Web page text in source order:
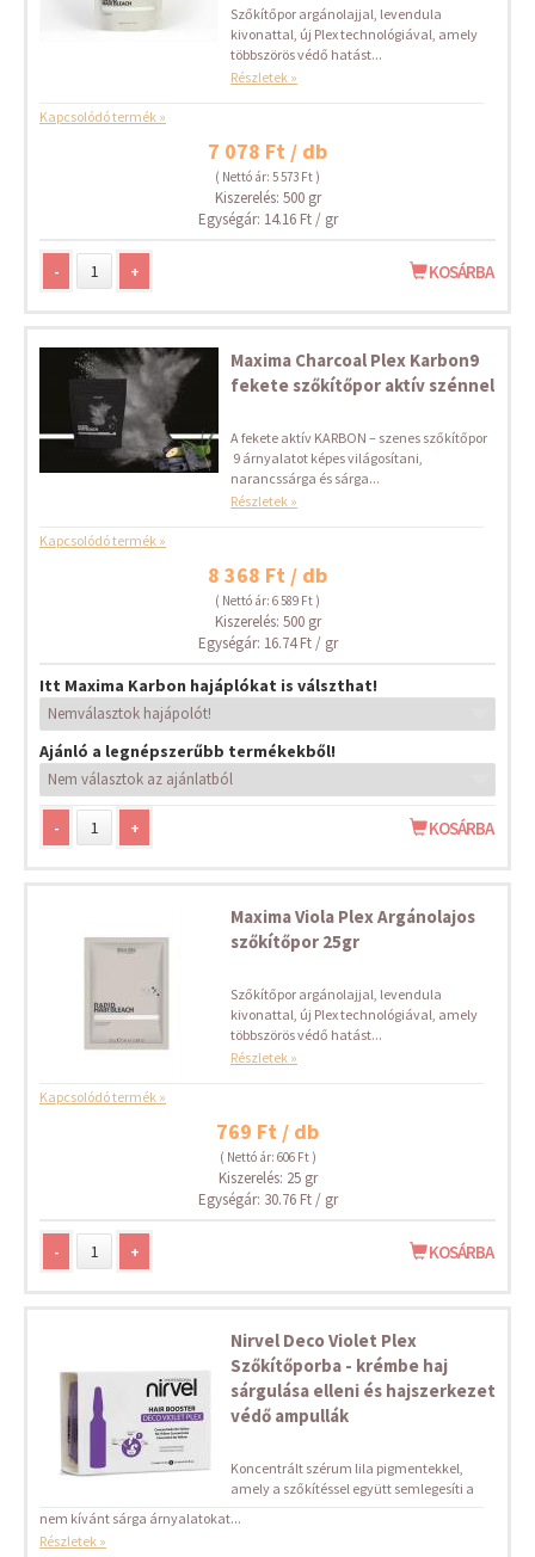
Szőkítőpor argánolajjal, levendula
kivonattal, új Plex technológiával, amely
többszörös védő hatást...
Részletek »
Kapcsolódó termék »
7 078 Ft / db
( Nettó ár: 5 573 Ft )
Kiszerelés: 500 gr
Egységár: 14.16 Ft / gr
- + KOSÁRBA
Maxima Charcoal Plex Karbon9
fekete szőkítőpor aktív szénnel
A fekete aktív KARBON – szenes szőkítőpor
9 árnyalatot képes világosítani,
narancssárga és sárga...
Részletek »
Kapcsolódó termék »
8 368 Ft / db
( Nettó ár: 6 589 Ft )
Kiszerelés: 500 gr
Egységár: 16.74 Ft / gr
Itt Maxima Karbon hajáplókat is válszthat!
Ajánló a legnépszerűbb termékekből!
- + KOSÁRBA
Maxima Viola Plex Argánolajos
szőkítőpor 25gr
Szőkítőpor argánolajjal, levendula
kivonattal, új Plex technológiával, amely
többszörös védő hatást...
Részletek »
Kapcsolódó termék »
769 Ft / db
( Nettó ár: 606 Ft )
Kiszerelés: 25 gr
Egységár: 30.76 Ft / gr
- + KOSÁRBA
Nirvel Deco Violet Plex
Szőkítőporba - krémbe haj
sárgulása elleni és hajszerkezet
védő ampullák
Koncentrált szérum lila pigmentekkel,
amely a szőkítéssel együtt semlegesíti a
nem kívánt sárga árnyalatokat...
Részletek »